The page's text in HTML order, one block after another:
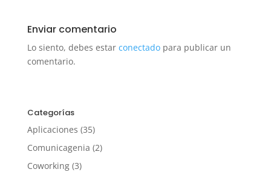
Enviar comentario
Lo siento, debes estar conectadopara publicar un
comentario.
Categorías
Aplicaciones (35)
Comunicagenia (2)
Coworking(3)